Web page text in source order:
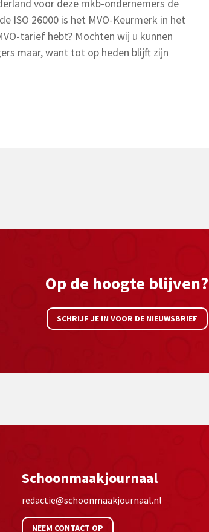
voor deze mkb-ondernemers de
ISO 26000 is het MVO-Keurmerk in het
tarief hebt? Mochten wij u kunnen
maar, want tot op heden blijft zijn
Op de hoogte blijven?
SCHRIJF JE IN VOOR DE NIEUWSBRIEF
Schoonmaakjournaal
redactie@schoonmaakjournaal.nl
NEEM CONTACT OP